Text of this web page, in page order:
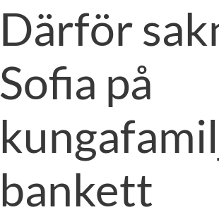
Därför
Sofia på
bankett